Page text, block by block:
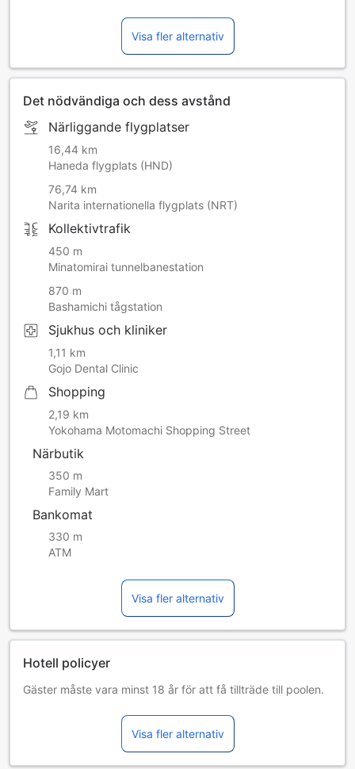
allmänna helgdagar: kl. 08.00-20.00.
En extra avgift tillkommer för tillgång till Private Health &
Du måste vara minst 18 år för att få tillträde till gymmet.
Observera att extra avgifter tillkommer för barn som är 5 år
och äldre om de vill äta frukost.
Visa fler alternativ
Det nödvändiga och dess avstånd
Närliggande flygplatser
16,44 km
Haneda flygplats (HND)
76,74 km
Narita internationella flygplats (NRT)
Kollektivtrafik
450 m
Minatomirai tunnelbanestation
870 m
Bashamichi tågstation
Sjukhus och kliniker
1,11 km
Gojo Dental Clinic
Shopping
2,19 km
Yokohama Motomachi Shopping Street
Närbutik
350 m
Family Mart
Bankomat
330 m
ATM
Visa fler alternativ
Hotell policyer
Gäster måste vara minst 18 år för att få tillträde till poolen.
Tillgång till extrasängar är beroende av rumstyp, var god
se den individuella rumspolicyn för mer information.
Tillgång av extrasängar beror på vilket rum du väljer. Var
Visa fler alternativ